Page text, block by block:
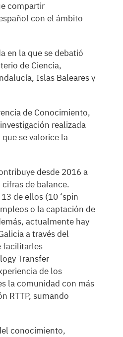
compartir
con el ámbito
en la que se debatió
de Ciencia,
Islas Baleares y
de Conocimiento,
realizada
se valorice la
desde 2016 a
de balance.
de ellos (10 ‘spin-
o la captación de
actualmente hay
a través del
facilitarles
Transfer
de los
la comunidad con más
RTTP, sumando
conocimiento,